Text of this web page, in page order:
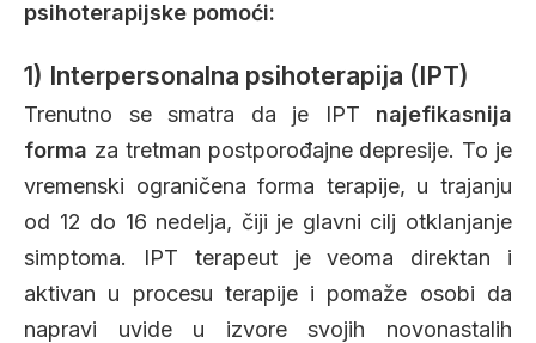
psihoterapijske pomoći:
1) Interpersonalna psihoterapija (IPT)
Trenutno se smatra da je IPT najefikasnija
forma za tretman postporođajne depresije. To je
vremenski ograničena forma terapije, u trajanju
od 12 do 16 nedelja, čiji je glavni cilj otklanjanje
simptoma. IPT terapeut je veoma direktan i
aktivan u procesu terapije i pomaže osobi da
napravi uvide u izvore svojih novonastalih